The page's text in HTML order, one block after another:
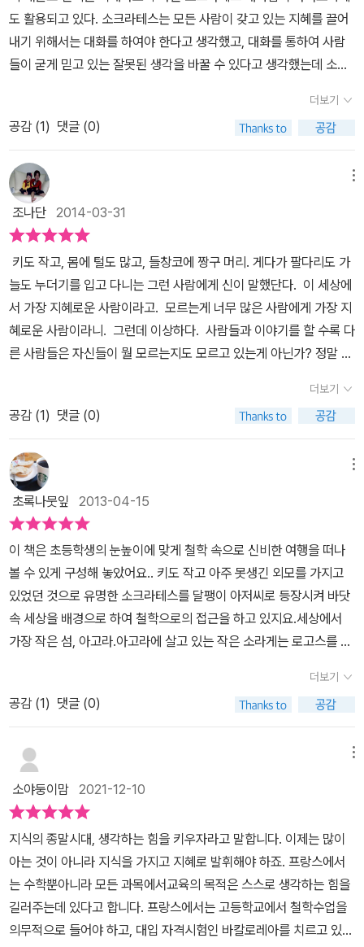
다. 플라톤이 찾던 로고스는 우리가 살고 있는 곳을 포함해서, 살고 있
지 않은 곳까지 넓게 펼쳐진 우주가 변화하는 원리이고, 큰 고래 탈레
스는 그 원리를 물로 보았다는 것을 소크라테스에게 배우게 된답니
를 구할 답을 구하게 되고, 자신이 아직 부족하다고 느낀 소크라테스
는 플라톤과 욕심내지 않는 사람만이 볼 수 있는 물고기 다이몬과 함
께 지혜를 찾아 여행을 떠나게 된답니다. 여행에서 만난 넙치 에로
스로부터 지혜와 무지의 중간에 대한 질문을 받기도 하고, 바다에서
강으로 거슬러 올라가는 은어 우시아에게서 참된 나를 찾을 수 있는
지 에 대해 배우기도 하고, 할아버지 뱀장어 피타고라스에게서 알지
못하지만 모르는 것이 무엇인지 에 대해 질문을 받기도 한답니다. 다
이몬과 소크라테스, 플라톤의 여행은 끊임없는 질문을 통해 참된 나
를 찾고, 내가 모르는 것을 해결해나가는 지혜를 구하는 여행이었답
니다. 그들이 아고라로 돌아와서 소피스트들로 가득한 아고라를 지혜
를 가지고 구해내려고 했지만, 결국 가득한 소피스트들에 의해 지혜
로운자 소크라테스는 죽음을 맞이하게 된답니다. 소크라테스의 지혜
니였나 싶습니다. 실제로 모르는 것, 형체가 없는 것에 대해 알아가는
과정이 결코 쉬운 과정은 아니였답니다. 하지만 아이가 스스로 내 자
신이 모르는 것부터 시작해서, 자신에 대해 끊임없이 물어보는 과정
을 통해 가치관을 형성해나간다면, 어쩌면 난치병이라고도 불리는 중
2병이라던지 사춘기에서도 자신만의 길을 찾을 수 있지 않을까 . . 라
는 생각을 해보게 되었답니다
승리 할 것이다.'라고 말하여 병사들에게 용기를 준 것이다.그 때 명성
이 퍼진 소크라테스는 어느새 스승님이 되어있었다. 그 중에 플라톤
이란 제자도 만났는데, 이 사람은 뒷날 훌륭한 철학자가 된다. 어떻게
해서 그렇게 훌륭한 철학자가 되었냐면 소크라테스와 공부할 때 소크
라테스와 함께 하는 것들을 다 기록 해두어서 나중에 그렇게 훌륭한
철학자가 될 수 있었던 것이다.그런데 소크라테스를 싫어하고 미워하
하였다. 그렇지만 소크라테스는 그랬다고 하지 않고 자신의 이야기를
다 말하였다. 그래서 감옥에 갇혀서 감옥살이를 하다가 독약이 섞여
있는 술을 먹고 세상을 떠났다.진리를 추구한 고대 그리스 철학자 소
크라테스 생은 억울하게 마쳤지만 여러 제자들을 가르쳐 훌륭한 철학
자도 만들고 병사들에게 용기도 나눠준 소크라테스는 왜 철학자 인지
잘 모르겠다.^^;
도 활용되고 있다. 소크라테스는 모든 사람이 갖고 있는 지혜를 끌어
내기 위해서는 대화를 하여야 한다고 생각했고, 대화를 통하여 사람
들이 굳게 믿고 있는 잘못된 생각을 바꿀 수 있다고 생각했는데 소크
며, 이렇게 상대방은 끝없이 이어지는 이야기 도중에 스스로 무엇이
옳고, 무엇이 그런지 알게 되었다고 한다. 이에 이 대화법이 자녀 교육
에 효과적으로 활용된다고 한다.신은 '소크라테스가 세상에서 가장
지혜로운 사람이다'라고 말했다. 하지만 정작 소크라테스는 아무것도
아는 것이 없는 자신을 가장 현명한 사람이라고 하자 아주 놀라워했
다고 하니 이쯤되면 '지혜'의 의미가 사뭇 궁금해진다. '악법도 법이
다'라는 말을 남긴 채 독약을 마시고 세상을 떠난 소크라테스, 과연 그
의 지혜는 어떤 의미를 가지고 있을까?바닷 속 외딴 섬, 아고라에서
펼쳐질 <<소크라테스가 들려주는 지혜 이야기>>에서 그 궁금증을
해결할 수 있을 듯 싶다.온갖 바다 동물들이 모여서 살고 있는 아고라
에는 무슨 문제가 생겼을 때 바다 속 식구들이 모두 모여서 서로의 의
견을 모아 일을 해결하는 아름다운 전통이 있다. 작은 소라게는 로고
스를 찾아 다니는 전설의 고래 탈레스와 그의 제자들을 보게 되고, 상
어 대장으로부터 그들이 철학이라는 세상에서 산다는 것을 알게 되었
온 세상을 여행하는 것인지 궁금해졌다. 그러던 어느 날, 아고라에 오
게 된 여행자 날치 프로타고라스는 바다 너머 또 다른 세상이 펼쳐져
있으며 '세상의 중심은 바로 너희들 자신'임을 알려주었다. 하지만 프
로타고라스 선생에게 많은 지식을 배운 아고라의 동물들은 자신이 세
상의 중심이고 자신이 가장 소중한 존재라는 생각으로 모두 자기가
하고 싶은 대로만 하려 한 탓에 어수선해지고 말았다.결국 상어 대장
카이레폰은 거북 할멈 피테이아의 조언에 따라 가장 지혜로운 자를
찾아 나서게 된다.'가장 지혜로운 자를 찾아야 하네. 아는 것은 모르는
것이고 모르는 것은 아는 것이니, 모르는 자를 찾도록 하게나. 지금 세
문 49p)작은 소라게는 다른 소라게들로부터 아고라에서 제일 못생
긴 달팽이 아저씨 얘기를 듣게 되고, 궁금한 게 너무 많았던 작은 소라
게는 달팽이 아저씨를 찾아가게 된다. 달팽이 아저씨의 이름은 소라
크라테스였고, 작은 소라게 플라톤은 그와 친구가 되었다. 상어 카이
레폰은 가장 지혜로운 자인 소크라테스를 찾아오게 되고, 그의 말을
들은 소크라테스는 아직 스스로를 잘 모르는데 가장 지혜롭다고 찾아
온 거에 대해 궁금해졌고, 이렇게 해서 소크라테스, 플라톤 그리고 소
크라테스의 오랜 친구인 예쁜 물고기 다이몬과 함께 지혜가 무엇인가
를 찾기 위한 여행을 시작한다.소크라테스와 플라톤 그리고 다이몬은
여행을 통해서 많은 친구들을 만나게 되는데, 외눈박이 물고기 에로
스를 통해 '지혜와 무지의 중간'이 무엇인가를 서로간의 대화로서 풀
어나간다.은어 우시아와의 만남은 '참된 나'를 찾아가는 길을 생각하
더보기
공감 (1) 댓글 (0)
조나단 2014-03-31
키도 작고, 몸에 털도 많고, 들창코에 짱구 머리. 게다가 팔다리도 가
늘도 누더기를 입고 다니는 그런 사람에게 신이 말했단다. 이 세상에
서 가장 지혜로운 사람이라고. 모르는게 너무 많은 사람에게 가장 지
혜로운 사람이라니. 그런데 이상하다. 사람들과 이야기를 할 수록 다
른 사람들은 자신들이 뭘 모르는지도 모르고 있는게 아닌가? 정말 세
번에 만난 <철학자가 들려주는 철학 이야기>는 소크라테스의 지혜
이야기다. 물론, 저자는 서정욱 교수다. 한동안 푹 빠져 있는 배제대
학교 심리철학과 교수님이 이번엔 어떤 형식으로 지혜에 대해서 알려
주실까? 바다 속 외땀 섬, 아고라는 굉장히 작은 섬이다. 하지만,
아고라 밑에 세상엔 온갖 바다 속 동물들이 모여 살고 있다. 바다 속
동물들은 바다 밑을 땅이라 부르고, 높은 바다를 하늘이라 부른단다.
하늘엔 귀여운 멸치 떼가 만드는 구름도 고등어 떼가 만드는 먹구름
도 있을 뿐 아니라, 미역과 다시마가 이루는 숲은 장관을 이루고 있
다. 계절이 바뀔 때 마다 넓은 바다를 가로 지르며 여행을 하는 철새
도요는 아고라는 끝이자 시작인 곳이라고 한다. 아고라를 뒤덮은 거
대한 구름이 나타났다. 큰고래가 이끄는 고래 떼. 큰 고래 탈래스는
로고스를 찾아 가는 중이란다. 고래들이 사는 세상은 아고라 밑에 동
물들이 사는 세상과 다른 곳, 철학이라는 세상이란다. 그들은 어디로
가고 있을까? 아고라에 여행자 날치 선생, 프로타고라스가 들어왔
들 자신이란다.' 세상의 중심이 나라니. 그리고 아고라라니 이보다 멋
진 것이 있을까? 프로타고라스 선생으로 부터 아고라의 동물들은 멋
지게 말하는 법도 배우고, 헤아릴 수 없이 많은 지식도 배웠다. 그런
데 문제가 생겼다. 이제 아고라의 어린 물고기들은 집을 나가고, 작은
소라개들은 다른 소라개들의 집을 빼앗기도 한단다. 또 다른 하늘을
보려고 나갔다가 갈매기에게 잡혀먹히기도 했단다. 세상의 중심이
자신이니 맘데로 해도 된다고 믿게 된 아고라의 물고기들. 대장 상어,
카이레폰이 델피 언덕을 찾은 이유는 아고라의 혼란을 막기 위해서
더보기
공감 (1) 댓글 (0)
초록나뭇잎 2013-04-15
이 책은 초등학생의 눈높이에 맞게 철학 속으로 신비한 여행을 떠나
볼 수 있게 구성해 놓았어요.. 키도 작고 아주 못생긴 외모를 가지고
있었던 것으로 유명한 소크라테스를 달팽이 아저씨로 등장시켜 바닷
속 세상을 배경으로 하여 철학으로의 접근을 하고 있지요.세상에서
가장 작은 섬, 아고라.아고라에 살고 있는 작은 소라게는 로고스를 찾
달팽이 아저씨 소크라테스를 따라다니며 궁금한 것을 묻고 그에 대한
생각을 하며 답을 찾아나가요..실제에서 소크라테스의 제자인 플라톤
의 관계를 이렇게 나타내고 있지요. '철학'이라고 하면 일단은 어렵게
느낄 아이들을 위해서 인물의 등장부터 참 이해하기 쉽게 세팅해 놓
던 어린 물고기들은 하늘의 끝에 무엇이 있는지 알지 못히요.. 그런 어
린 물고기들에게 여행객 날치는 바다밖 또다른 세상에 대하여 이야기
해 주고, 세상의 중심이 '너희들'이라는 것을 이야기해 주어요. 이러한
철학적 설명을 해 주는 여행객 날치는 바로 프로타고라스 선생이에
요. 어린물고기들과 소라게는 프로타고라스 선생으로부터 멋지게 말
하는 법도 배우고, 헤아릴 수 없이 많은 지식도 배워 나가요. 이런 쉬
운 이야기들 속에 프로타고라스가 주장한 '인간은 만물의 척도이
더보기
공감 (1) 댓글 (0)
소야둥이맘 2021-12-10
지식의 종말시대, 생각하는 힘을 키우자라고 말합니다. 이제는 많이
아는 것이 아니라 지식을 가지고 지혜로 발휘해야 하죠. 프랑스에서
는 수학뿐아니라 모든 과목에서교육의 목적은 스스로 생각하는 힘을
길러주는데 있다고 합니다. 프랑스에서는 고등학교에서 철학수업을
의무적으로 들어야 하고, 대입 자격시험인 바칼로레아를 치르고 있어